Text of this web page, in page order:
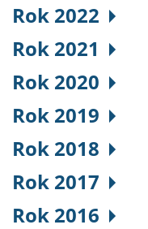
Rok 2022
Rok 2021
Rok 2020
Rok 2019
Rok 2018
Rok 2017
Rok 2016